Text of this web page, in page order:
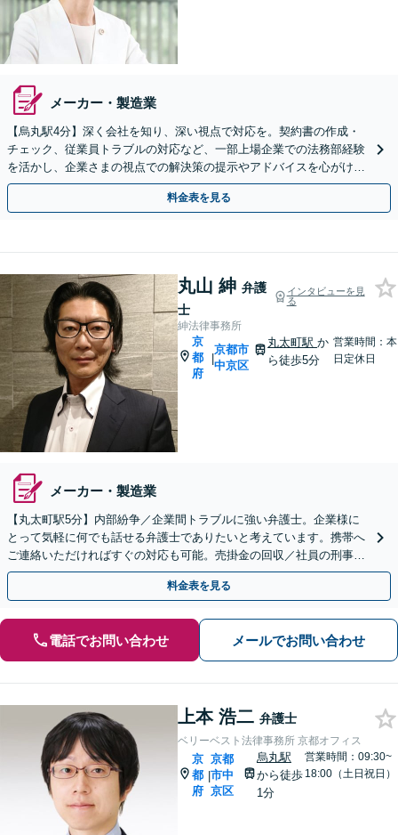
メーカー・製造業
【烏丸駅4分】深く会社を知り、深い視点で対応を。契約書の作成・
チェック、従業員トラブルの対応など、一部上場企業での法務部経験
を活かし、企業さまの視点での解決策の提示やアドバイスを心がけま
す。【初回相談無料】【Web面談OK】
料金表を見る
丸山 紳 弁護
士
インタビューを見
る
紳法律事務所
京
都
府
|
京都市
中京区
丸太町駅か
ら徒歩5分
営業時間：本
日定休日
メーカー・製造業
【丸太町駅5分】内部紛争／企業間トラブルに強い弁護士。企業様に
とって気軽に何でも話せる弁護士でありたいと考えています。携帯へ
ご連絡いただければすぐの対応も可能。売掛金の回収／社員の刑事事
件などにも幅広く対応【完全個室】
料金表を見る
電話でお問い合わせ メールでお問い合わせ
上本 浩二 弁護士
ベリーベスト法律事務所 京都オフィス
京
都
府
|
京都
市中
京区
烏丸駅
から徒歩
1分
営業時間：09:30~
18:00（土日祝日）